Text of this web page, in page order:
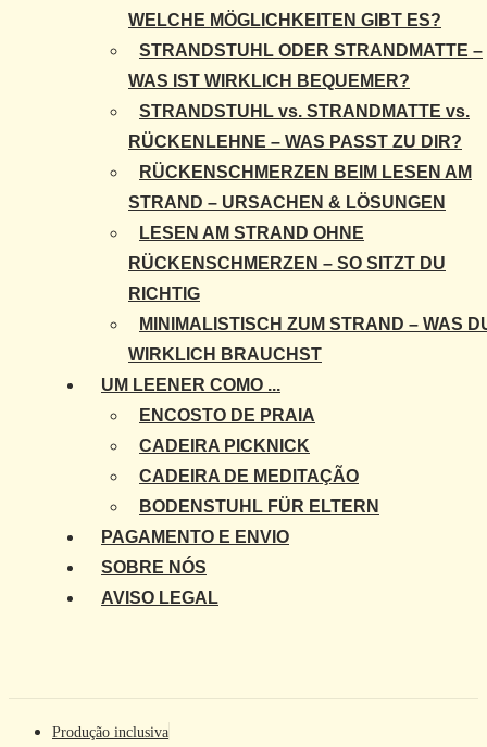
WELCHE MÖGLICHKEITEN GIBT ES?
STRANDSTUHL ODER STRANDMATTE –
WAS IST WIRKLICH BEQUEMER?
STRANDSTUHL vs. STRANDMATTE vs.
RÜCKENLEHNE – WAS PASST ZU DIR?
RÜCKENSCHMERZEN BEIM LESEN AM
STRAND – URSACHEN & LÖSUNGEN
LESEN AM STRAND OHNE
RÜCKENSCHMERZEN – SO SITZT DU
RICHTIG
MINIMALISTISCH ZUM STRAND – WAS
WIRKLICH BRAUCHST
UM LEENER COMO ...
ENCOSTO DE PRAIA
CADEIRA PICKNICK
CADEIRA DE MEDITAÇÃO
BODENSTUHL FÜR ELTERN
PAGAMENTO E ENVIO
SOBRE NÓS
AVISO LEGAL
Produção inclusiva